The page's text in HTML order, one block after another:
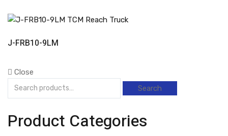
J-FRB10-9LM
Close
Search
Search
Product Categories